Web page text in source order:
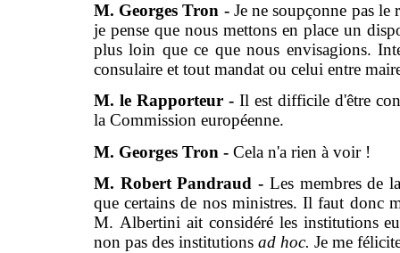
M. Georges Tron - Je ne soupçonne pas le
je pense que nous mettons en place un
plus loin que ce que nous envisagions.
consulaire et tout mandat ou celui entre
M. le Rapporteur -Il est difficile d'être
la Commission européenne.
M. Georges Tron - Cela n'a rien à voir !
M. Robert Pandraud - Les membres de
que certains de nos ministres. Il faut donc
M. Albertini ait considéré les institutions
non pas des institutions ad hoc. Je me